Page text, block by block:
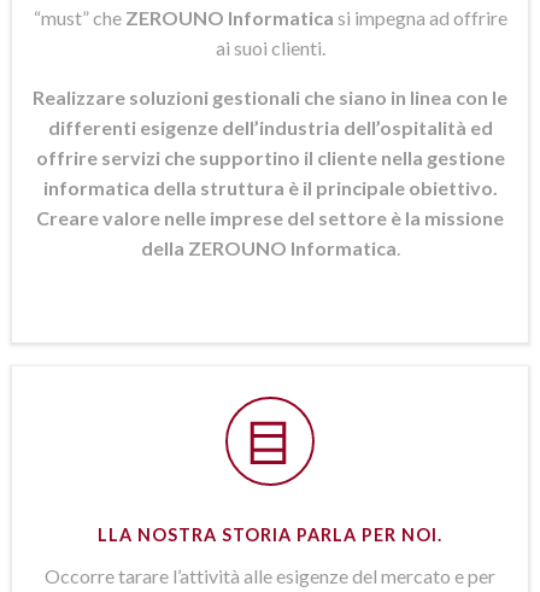
“must” che ZEROUNO Informatica si impegna ad offrire
ai suoi clienti.
Realizzare soluzioni gestionali che siano in linea con le
differenti esigenze dell’industria dell’ospitalità ed
offrire servizi che supportino il cliente nella gestione
informatica della struttura è il principale obiettivo.
Creare valore nelle imprese del settore è la missione
della ZEROUNO Informatica
LLA NOSTRA STORIA PARLA PER NOI.
Occorre tarare l’attività alle esigenze del mercato e per